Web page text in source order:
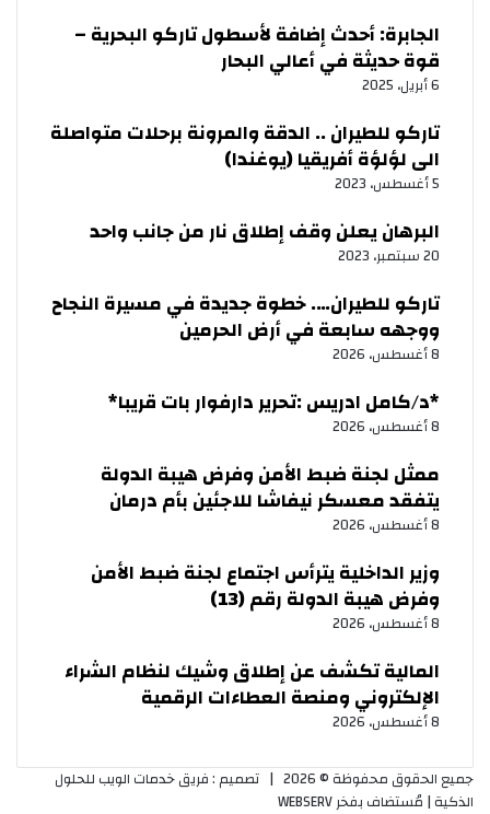
الجابرة: أحدث إضافة لأسطول تاركو البحرية –
قوة حديثة في أعالي البحار
6 أبريل، 2025
تاركو للطيران .. الدقة والمرونة برحلات متواصلة
الى لؤلؤة أفريقيا (يوغندا)
5 أغسطس، 2023
البرهان يعلن وقف إطلاق نار من جانب واحد
20 سبتمبر، 2023
تاركو للطيران…. خطوة جديدة في مسيرة النجاح
ووجهه سابعة في أرض الحرمين
8 أغسطس، 2026
‏*د/كامل ادريس :تحرير دارفوار بات قريبا*
8 أغسطس، 2026
ممثل لجنة ضبط الأمن وفرض هيبة الدولة
يتفقد معسكر نيفاشا للاجئين بأم درمان
8 أغسطس، 2026
وزير الداخلية يترأس اجتماع لجنة ضبط الأمن
وفرض هيبة الدولة رقم (13)
8 أغسطس، 2026
المالية تكشف عن إطلاق وشيك لنظام الشراء
الإلكتروني ومنصة العطاءات الرقمية
8 أغسطس، 2026
جميع الحقوق محفوظة © 2026 |
تصميم : فريق خدمات الويب للحلول
الذكية | مُستضاف بفخرWEBSERV